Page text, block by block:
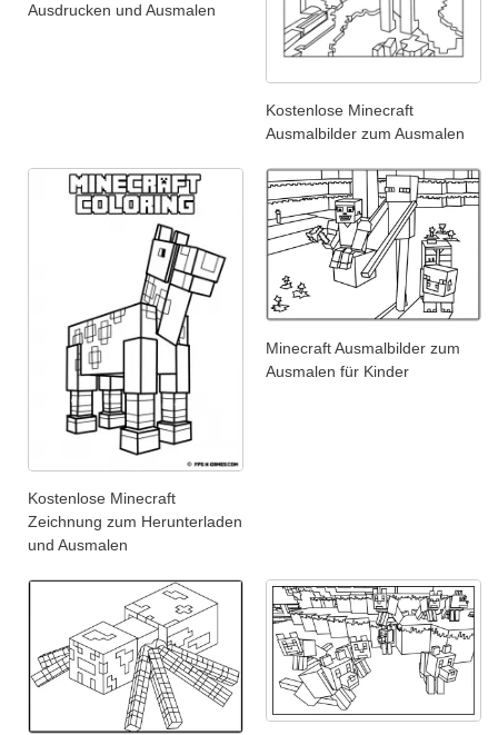
Ausdrucken und Ausmalen
Kostenlose Minecraft
Ausmalbilder zum Ausmalen
Kostenlose Minecraft
Zeichnung zum Herunterladen
und Ausmalen
Minecraft Ausmalbilder zum
Ausmalen für Kinder